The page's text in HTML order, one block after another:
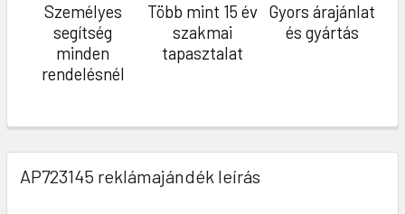
Személyes
segítség
minden
rendelésnél
Több mint 15 év
szakmai
tapasztalat
Gyors árajánlat
és gyártás
AP723145 reklámajándék leírás